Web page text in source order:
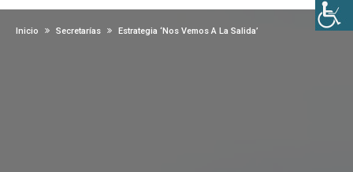
Inicio Secretarías Estrategia ‘Nos Vemos A La Salida’